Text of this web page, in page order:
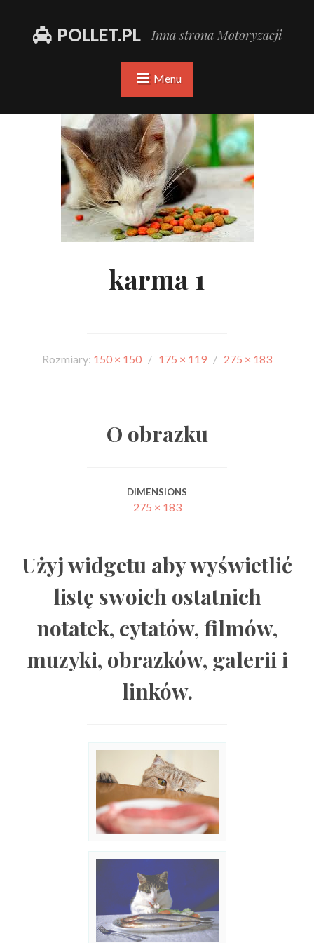
POLLET.PL Inna strona Motoryzacji
Menu
karma 1
Rozmiary: 150 × 150 / 175 × 119 / 275 × 183
O obrazku
DIMENSIONS
275 × 183
Użyj widgetu aby wyświetlić
listę swoich ostatnich
notatek, cytatów, filmów,
muzyki, obrazków, galerii i
linków.